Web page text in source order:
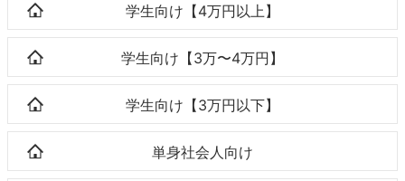
学生向け【4万円以上】
学生向け【3万〜4万円】
学生向け【3万円以下】
単身社会人向け